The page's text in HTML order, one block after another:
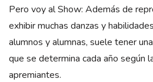
Pero voy al Show: Además de
exhibir muchas danzas y
alumnos y alumnas, suele tener
que se determina cada año según
apremiantes.